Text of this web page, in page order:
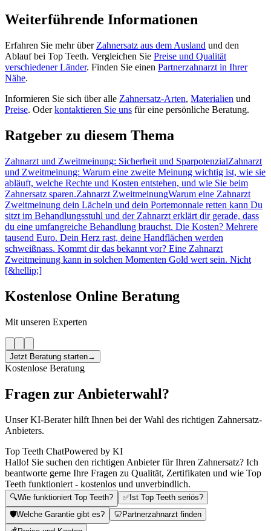
Weiterführende Informationen
Erfahren Sie mehr über Zahnersatz aus dem Ausland und den
Ablauf bei Top Teeth. Vergleichen Sie Preise und Qualität
verschiedener Länder. Finden Sie einen Partnerzahnarzt in Ihrer
Nähe.
Informieren Sie sich über alle Zahnersatz-Arten, Materialien und
Preise. Oderkontaktieren Sie uns für eine persönliche Beratung.
Ratgeber zu diesem Thema
Zahnarzt und Zweitmeinung: Sicherheit und SparpotenzialZahnarzt
und Zweitmeinung: Warum eine zweite Meinung wichtig ist, wie sie
abläuft, welche Rechte und Kosten entstehen, und wie Sie beim
Zahnersatz sparen.Zahnarzt ZweitmeinungWarum eine Zahnarzt
Zweitmeinung dein Lächeln und dein Portemonnaie retten kann Du
sitzt im Behandlungsstuhl und der Zahnarzt erklärt dir gerade, dass
du eine umfangreiche Behandlung brauchst. Die Kosten? Mehrere
tausend Euro. Dein Herz rast, deine Handflächen werden
schweißnass. Kommt dir das bekannt vor? Eine Zahnarzt
Zweitmeinung kann in solchen Momenten Gold wert sein. Nicht
[&hellip;]
Kostenlose Online Beratung
Mit unseren Experten
Jetzt Beratung starten→
Kostenlose Beratung
Fragen zur Anbieterwahl?
Unser KI-Berater hilft Ihnen bei der Wahl des richtigen Zahnersatz-
Anbieters.
Top Teeth ChatPowered by KI
Hallo! Sie suchen den richtigen Anbieter für Ihren Zahnersatz? Ich
beantworte gerne Ihre Fragen zu Qualität, Zertifikaten und wie Top
Teeth funktioniert - kostenlos und unverbindlich.
🔍Wie funktioniert Top Teeth? ✅Ist Top Teeth seriös?
🛡️Welche Garantie gibt es? 🦷Partnerzahnarzt finden